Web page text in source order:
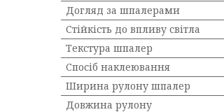
Догляд за шпалерами
Стійкість до впливу світла
Текстура шпалер
Спосіб наклеювання
Ширина рулону шпалер
Довжина рулону